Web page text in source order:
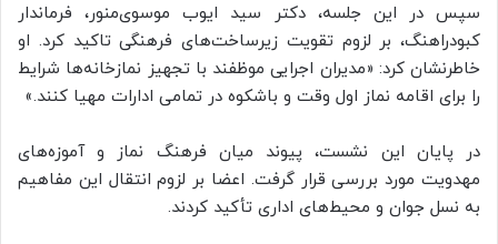
سپس در این جلسه، دکتر سید ایوب موسوی‌منور، فرماندار
کبودراهنگ، بر لزوم تقویت زیرساخت‌های فرهنگی تاکید کرد. او
خاطرنشان کرد: «مدیران اجرایی موظفند با تجهیز نمازخانه‌ها شرایط
را برای اقامه نماز اول وقت و باشکوه در تمامی ادارات مهیا کنند.»
در پایان این نشست، پیوند میان فرهنگ نماز و آموزه‌های
مهدویت مورد بررسی قرار گرفت. اعضا بر لزوم انتقال این مفاهیم
به نسل جوان و محیط‌های اداری تأکید کردند.